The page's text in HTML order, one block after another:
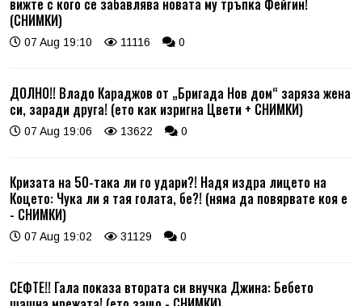
(СНИМКИ)
07 Aug 19:10 11116 0
ДОЛНО!! Владо Караджов от „Бригада Нов дом“ заряза жена
си, заради друга! (ето как изригна Цвети + СНИМКИ)
07 Aug 19:06 13622 0
Кризата на 50-така ли го удари?! Надя издра лицето на
Коцето: Чука ли я тая голата, бе?! (няма да повярвате коя е
- СНИМКИ)
07 Aug 19:02 31129 0
СЕФТЕ!! Гала показа втората си внучка Джина: Бебето